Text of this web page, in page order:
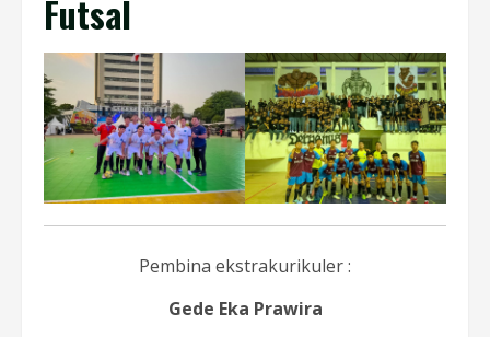
Futsal
Pembina ekstrakurikuler :
Gede Eka Prawira